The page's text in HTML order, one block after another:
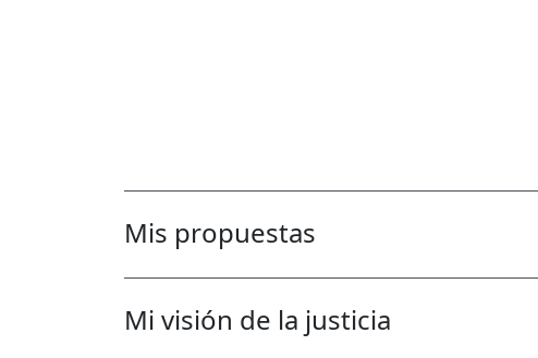
Mis propuestas
Mi visión de la justicia